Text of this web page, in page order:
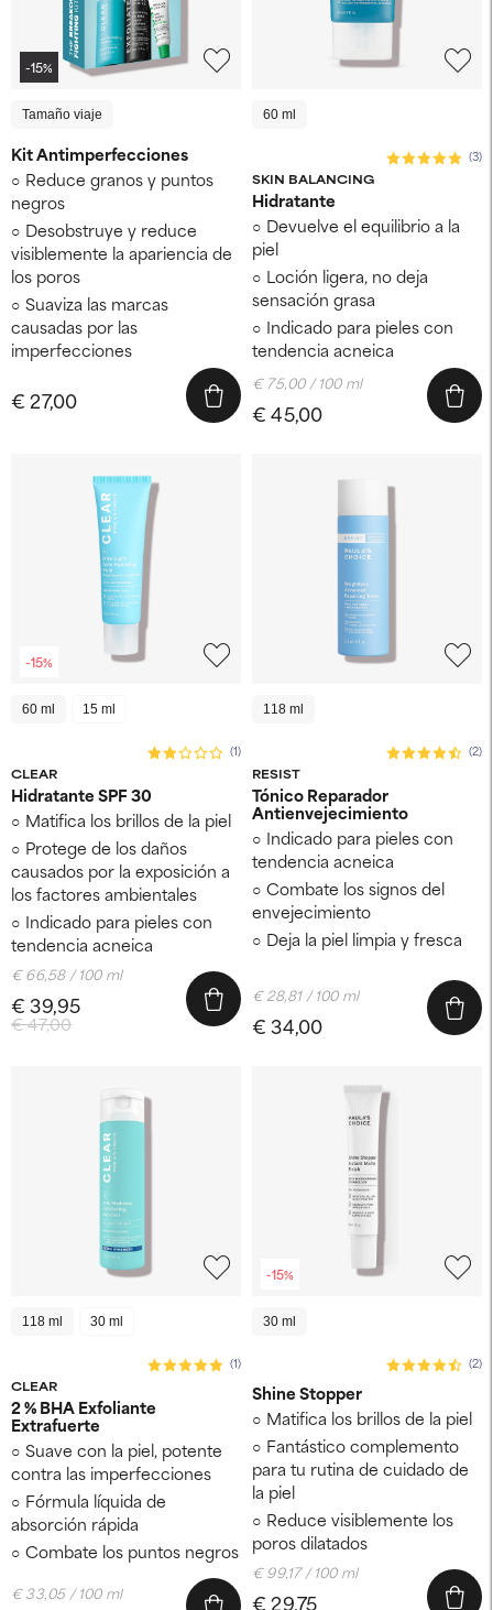
-15%
Tamaño viaje
Kit Antimperfecciones
Reduce granos y puntos
negros
Desobstruye y reduce
visiblemente la apariencia de
los poros
Suaviza las marcas
causadas por las
imperfecciones
€ 27,00
60 ml
SKIN BALANCING
(3)
Hidratante
Devuelve el equilibrio a la
piel
Loción ligera, no deja
sensación grasa
Indicado para pieles con
tendencia acneica
€ 45,00
€ 75,00 / 100 ml
-15%
60 ml 15 ml
CLEAR
(1)
Hidratante SPF 30
Matifica los brillos de la piel
Protege de los daños
causados por la exposición a
los factores ambientales
Indicado para pieles con
tendencia acneica
€ 47,00
€ 39,95
€ 66,58 / 100 ml
118 ml
RESIST
(2)
Tónico Reparador
Antienvejecimiento
Indicado para pieles con
tendencia acneica
Combate los signos del
envejecimiento
Deja la piel limpia y fresca
€ 34,00
€ 28,81 / 100 ml
118 ml 30 ml
CLEAR
(1)
2 % BHA Exfoliante
Extrafuerte
Suave con la piel, potente
contra las imperfecciones
Fórmula líquida de
absorción rápida
Combate los puntos negros
€ 33,05 / 100 ml
-15%
30 ml
(2)
Shine Stopper
Matifica los brillos de la piel
Fantástico complemento
para tu rutina de cuidado de
la piel
Reduce visiblemente los
poros dilatados
€ 29,75
€ 99,17 / 100 ml